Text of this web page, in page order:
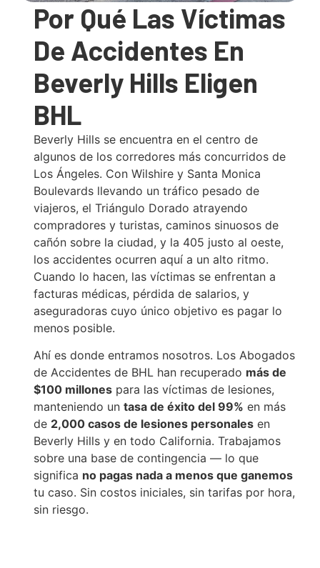
Por Qué Las Víctimas
De Accidentes En
Beverly Hills Eligen
BHL
Beverly Hills se encuentra en el centro de
algunos de los corredores más concurridos de
Los Ángeles. Con Wilshire y Santa Monica
Boulevards llevando un tráfico pesado de
viajeros, el Triángulo Dorado atrayendo
compradores y turistas, caminos sinuosos de
cañón sobre la ciudad, y la 405 justo al oeste,
los accidentes ocurren aquí a un alto ritmo.
Cuando lo hacen, las víctimas se enfrentan a
facturas médicas, pérdida de salarios, y
aseguradoras cuyo único objetivo es pagar lo
menos posible.
Ahí es donde entramos nosotros. Los Abogados
de Accidentes de BHL han recuperado más de
$100 millonespara las víctimas de lesiones,
manteniendo un tasa de éxito del 99% en más
de 2,000 casos de lesiones personalesen
Beverly Hills y en todo California. Trabajamos
sobre una base de contingencia — lo que
significa no pagas nada a menos que ganemos
tu caso. Sin costos iniciales, sin tarifas por hora,
sin riesgo.